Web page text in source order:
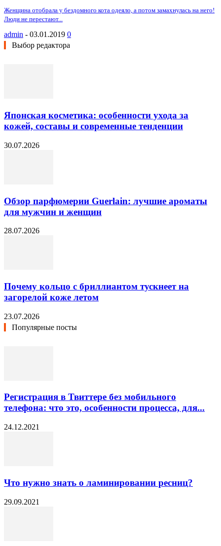
Женщина отобрала у бездомного кота одеяло, а потом замахнулась на него!
Люди не перестают...
admin - 03.01.2019 0
Выбор редактора
Японская косметика: особенности ухода за
кожей, составы и современные тенденции
30.07.2026
Обзор парфюмерии Guerlain: лучшие ароматы
для мужчин и женщин
28.07.2026
Почему кольцо с бриллиантом тускнеет на
загорелой коже летом
23.07.2026
Популярные посты
Регистрация в Твиттере без мобильного
телефона: что это, особенности процесса, для...
24.12.2021
Что нужно знать о ламинировании ресниц?
29.09.2021